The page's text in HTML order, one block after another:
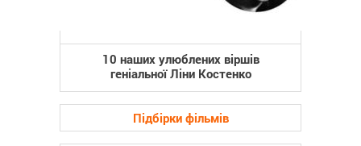
10 наших улюблених віршів
геніальної Ліни Костенко
Підбірки фільмів